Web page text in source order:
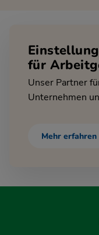
für
Unser Partner
Unternehmen
Mehr erfahren